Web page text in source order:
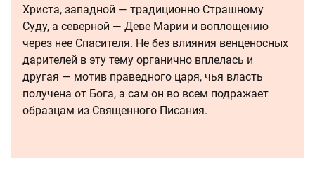
Христа, западной — традиционно Страшному
Суду, а северной — Деве Марии и воплощению
через нее Спасителя. Не без влияния венценосных
дарителей в эту тему органично вплелась и
другая — мотив праведного царя, чья власть
получена от Бога, а сам он во всем подражает
образцам из Священного Писания.